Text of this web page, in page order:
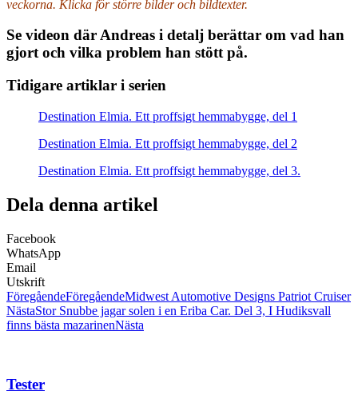
veckorna. Klicka för större bilder och bildtexter.
Se videon där Andreas i detalj berättar om vad han
gjort och vilka problem han stött på.
Tidigare artiklar i serien
Destination Elmia. Ett proffsigt hemmabygge, del 1
Destination Elmia. Ett proffsigt hemmabygge, del 2
Destination Elmia. Ett proffsigt hemmabygge, del 3.
Dela denna artikel
Facebook
WhatsApp
Email
Utskrift
FöregåendeFöregåendeMidwest Automotive Designs Patriot Cruiser
NästaStor Snubbe jagar solen i en Eriba Car. Del 3, I Hudiksvall
finns bästa mazarinenNästa
Tester